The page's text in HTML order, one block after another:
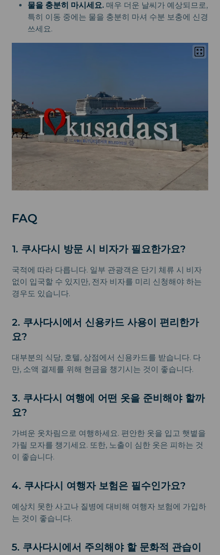
물을 충분히 마시세요. 매우 더운 날씨가 예상되므로,
특히 이동 중에는 물을 충분히 마셔 수분 보충에 신경
쓰세요.
FAQ
1. 쿠사다시 방문 시 비자가 필요한가요?
국적에 따라 다릅니다. 일부 관광객은 단기 체류 시 비자
없이 입국할 수 있지만, 전자 비자를 미리 신청해야 하는
경우도 있습니다.
2. 쿠사다시에서 신용카드 사용이 편리한가
요?
대부분의 식당, 호텔, 상점에서 신용카드를 받습니다. 다
만, 소액 결제를 위해 현금을 챙기시는 것이 좋습니다.
3. 쿠사다시 여행에 어떤 옷을 준비해야 할까
요?
가벼운 옷차림으로 여행하세요. 편안한 옷을 입고 햇볕을
가릴 모자를 챙기세요. 또한, 노출이 심한 옷은 피하는 것
이 좋습니다.
4. 쿠사다시 여행자 보험은 필수인가요?
예상치 못한 사고나 질병에 대비해 여행자 보험에 가입하
는 것이 좋습니다.
5. 쿠사다시에서 주의해야 할 문화적 관습이